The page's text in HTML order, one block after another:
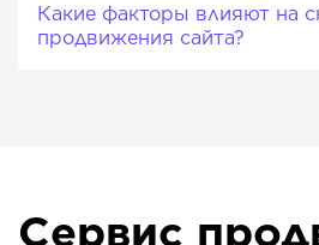
Какие факторы влияют на
продвижения сайта?
Сервис